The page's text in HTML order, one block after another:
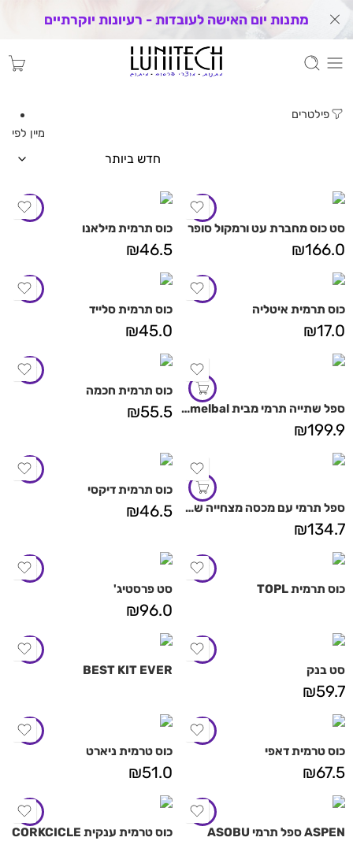
מתנות יום האישה לעובדות - רעיונות יוקרתיים
פילטרים
מיין לפי
סט כוס מחברת עט ורמקול סופר
₪166.0
כוס תרמית מילאנו
₪46.5
כוס תרמית איטליה
₪17.0
כוס תרמית סלייד
₪45.0
ספל שתייה תרמי מבית Camelbal
₪199.9
כוס תרמית חכמה
₪55.5
ספל תרמי עם מכסה מצחייה של ASOBU
₪134.7
כוס תרמית דיקסי
₪46.5
כוס תרמית TOPL סט פרסטיג'
₪96.0
סט בנק
₪59.7
BEST KIT EVER
כוס טרמית דאפי
₪67.5
כוס טרמית ניארט
₪51.0
ASPEN ספל תרמי ASOBU כוס טרמית ענקית CORKCICLE